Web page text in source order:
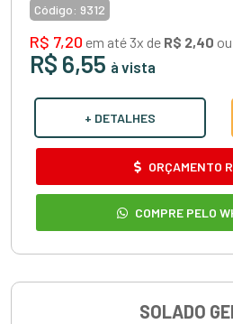
Código: 9312
R$ 7,20 em até 3x de R$ 2,40 ou
R$ 6,55 à vista
+ DETALHES
ORÇAMENTO
COMPRE PELO
SOLADO